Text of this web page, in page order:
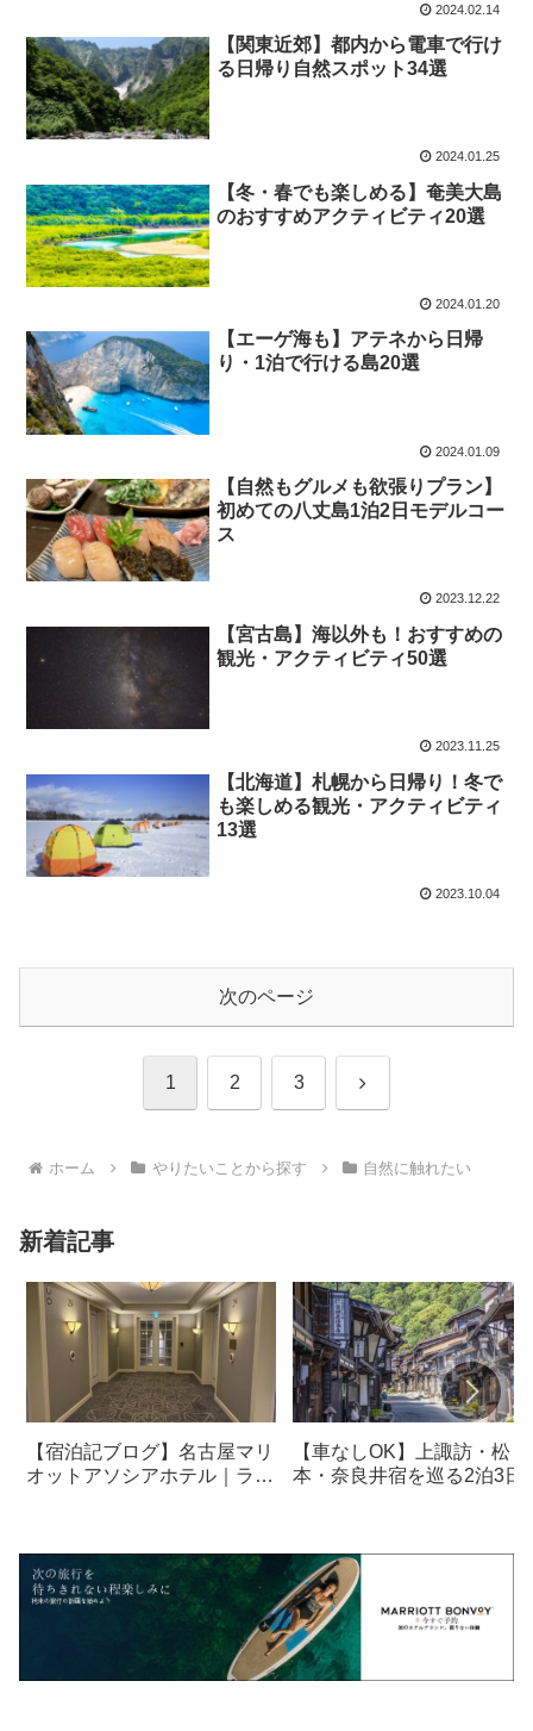
2024.02.14
【関東近郊】都内から電車で行け
る日帰り自然スポット34選
2024.01.25
【冬・春でも楽しめる】奄美大島
のおすすめアクティビティ20選
2024.01.20
【エーゲ海も】アテネから日帰
り・1泊で行ける島20選
2024.01.09
【自然もグルメも欲張りプラン】
初めての八丈島1泊2日モデルコー
ス
2023.12.22
【宮古島】海以外も！おすすめの
観光・アクティビティ50選
2023.11.25
【北海道】札幌から日帰り！冬で
も楽しめる観光・アクティビティ
13選
2023.10.04
次のページ
1 2 3 次
ホーム やりたいことから探す 自然に触れたい
新着記事
【宿泊記ブログ】名古屋マリ
オットアソシアホテル｜ラウ
【車なしOK】上諏訪・松
本・奈良井宿を巡る2泊3日